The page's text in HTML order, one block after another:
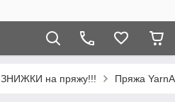
ЗНИЖКИ на пряжу!!! Пряжа